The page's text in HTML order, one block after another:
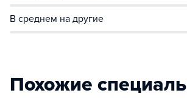
В среднем на другие
Похожие